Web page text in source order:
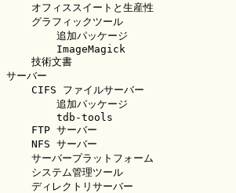
オフィススイートと生産性
グラフィックツール
        追加パッケージ
ImageMagick
技術文書
サーバー
CIFS ファイルサーバー
        追加パッケージ
tdb-tools
FTP サーバー
NFS サーバー
サーバープラットフォーム
システム管理ツール
ディレクトリサーバー